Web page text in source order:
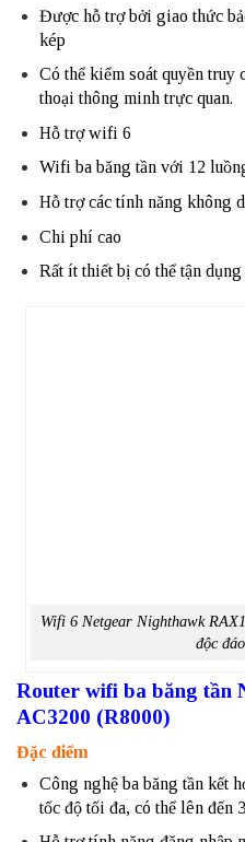
Được hỗ trợ bởi giao thức
kép
Có thể kiểm soát quyền truy
thoại thông minh trực quan.
Hỗ trợ wifi 6
Wifi ba băng tần với 12
Hỗ trợ các tính năng không
Chi phí cao
Rất ít thiết bị có thể tận
Wifi 6 Netgear Nighthawk
độc
Router wifi ba băng tần
AC3200 (R8000)
Đặc điểm
Công nghệ ba băng tần kết
tốc độ tối đa, có thể lên đến